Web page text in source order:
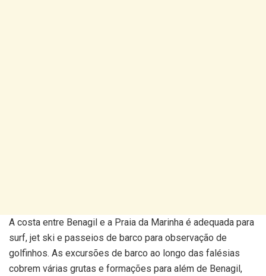
A costa entre Benagil e a Praia da Marinha é adequada para
surf, jet ski e passeios de barco para observação de
golfinhos. As excursões de barco ao longo das falésias
cobrem várias grutas e formações para além de Benagil,